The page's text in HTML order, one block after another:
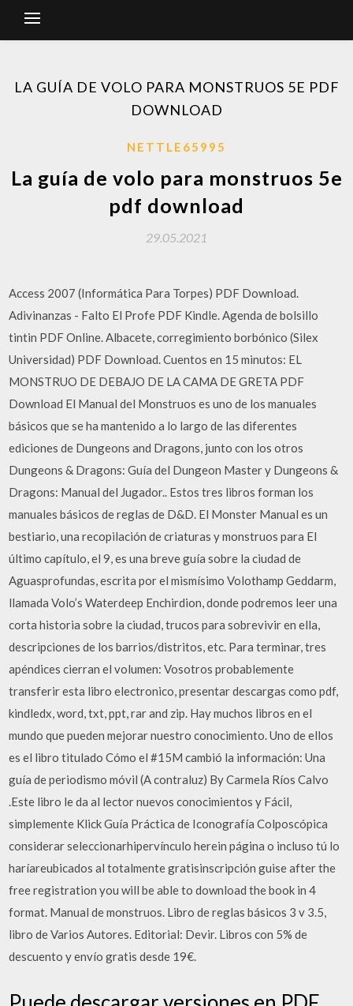
LA GUÍA DE VOLO PARA MONSTRUOS 5E PDF
DOWNLOAD
NETTLE65995
La guía de volo para monstruos 5e
pdf download
29.05.2021
Access 2007 (Informática Para Torpes) PDF Download.
Adivinanzas - Falto El Profe PDF Kindle. Agenda de bolsillo
tintin PDF Online. Albacete, corregimiento borbónico (Silex
Universidad) PDF Download. Cuentos en 15 minutos: EL
MONSTRUO DE DEBAJO DE LA CAMA DE GRETA PDF
Download El Manual del Monstruos es uno de los manuales
básicos que se ha mantenido a lo largo de las diferentes
ediciones de Dungeons and Dragons, junto con los otros
Dungeons & Dragons: Guía del Dungeon Master y Dungeons &
Dragons: Manual del Jugador.. Estos tres libros forman los
manuales básicos de reglas de D&D. El Monster Manual es un
bestiario, una recopilación de criaturas y monstruos para El
último capítulo, el 9, es una breve guía sobre la ciudad de
Aguasprofundas, escrita por el mismísimo Volothamp Geddarm,
llamada Volo’s Waterdeep Enchirdion, donde podremos leer una
corta historia sobre la ciudad, trucos para sobrevivir en ella,
descripciones de los barrios/distritos, etc. Para terminar, tres
apéndices cierran el volumen: Vosotros probablemente
transferir esta libro electronico, presentar descargas como pdf,
kindledx, word, txt, ppt, rar and zip. Hay muchos libros en el
mundo que pueden mejorar nuestro conocimiento. Uno de ellos
es el libro titulado Cómo el #15M cambió la información: Una
guía de periodismo móvil (A contraluz) By Carmela Ríos Calvo
.Este libro le da al lector nuevos conocimientos y Fácil,
simplemente Klick Guía Práctica de Iconografía Colposcópica
considerar seleccionarhipervínculo herein página o incluso tú lo
haríareubicados al totalmente gratisinscripción guise after the
free registration you will be able to download the book in 4
format. Manual de monstruos. Libro de reglas básicos 3 v 3.5,
libro de Varios Autores. Editorial: Devir. Libros con 5% de
descuento y envío gratis desde 19€.